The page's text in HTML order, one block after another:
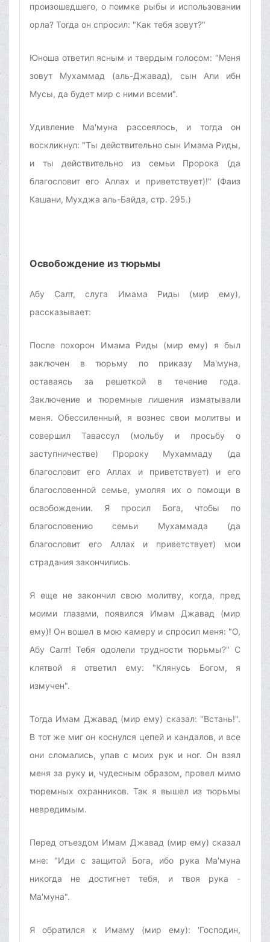
произошедшего, о поимке рыбы и использовании
орла? Тогда он спросил: "Как тебя зовут?"
Юноша ответил ясным и твердым голосом: "Меня
зовут Мухаммад (аль-Джавад), сын Али ибн
Мусы, да будет мир с ними всеми".
Удивление Ма'муна рассеялось, и тогда он
воскликнул: "Ты действительно сын Имама Риды,
и ты действительно из семьи Пророка (да
благословит его Аллах и приветствует)!" (Фаиз
Кашани, Мухджа аль-Байда, стр. 295.)
Освобождение из тюрьмы
Абу Салт, слуга Имама Риды (мир ему),
рассказывает:
После похорон Имама Риды (мир ему) я был
заключен в тюрьму по приказу Ма'муна,
оставаясь за решеткой в течение года.
Заключение и тюремные лишения изматывали
меня. Обессиленный, я вознес свои молитвы и
совершил Тавассул (мольбу и просьбу о
заступничестве) Пророку Мухаммаду (да
благословит его Аллах и приветствует) и его
благословенной семье, умоляя их о помощи в
освобождении. Я просил Бога, чтобы по
благословению семьи Мухаммада (да
благословит его Аллах и приветствует) мои
страдания закончились.
Я еще не закончил свою молитву, когда, пред
моими глазами, появился Имам Джавад (мир
ему)! Он вошел в мою камеру и спросил меня: "О,
Абу Салт! Тебя одолели трудности тюрьмы?" С
клятвой я ответил ему: "Клянусь Богом, я
измучен".
Тогда Имам Джавад (мир ему) сказал: "Встань!".
В тот же миг он коснулся цепей и кандалов, и все
они сломались, упав с моих рук и ног. Он взял
меня за руку и, чудесным образом, провел мимо
тюремных охранников. Так я вышел из тюрьмы
невредимым.
Перед отъездом Имам Джавад (мир ему) сказал
мне: "Иди с защитой Бога, ибо рука Ма'муна
никогда не достигнет тебя, и твоя рука -
Ма'муна".
Я обратился к Имаму (мир ему): 'Господин,